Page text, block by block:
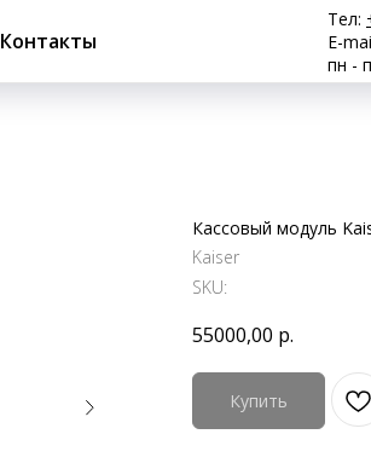
Контакты
Тел:
E-
пн -
Кассовый модуль
Kaiser
SKU:
55000,00 р.
Купить